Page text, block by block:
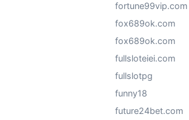
fortune99vip.com
fox689ok.com
fox689ok.com
fullsloteiei.com
fullslotpg
funny18
future24bet.com